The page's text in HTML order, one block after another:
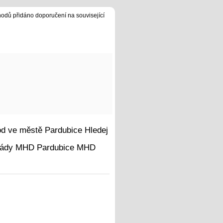
přidáno doporučení na související
Hledej
MHD